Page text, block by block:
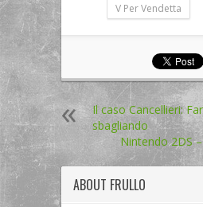
V Per Vendetta
Il caso Cancellieri:
sbagliando
Nintendo 2DS
ABOUT FRULLO